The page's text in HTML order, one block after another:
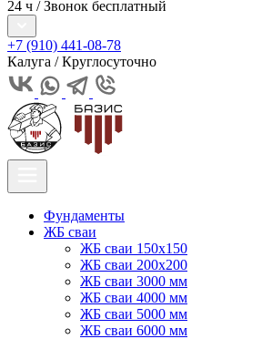
24 ч / Звонок бесплатный
+7 (910) 441-08-78
Калуга / Круглосуточно
Фундаменты
ЖБ сваи
ЖБ сваи 150x150
ЖБ сваи 200x200
ЖБ сваи 3000 мм
ЖБ сваи 4000 мм
ЖБ сваи 5000 мм
ЖБ сваи 6000 мм